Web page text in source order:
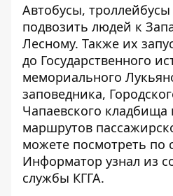
Автобусы,
подвозить людей к
Лесному. Также их
до Государственного
мемориального
заповедника,
Чапаевского кладбища
маршрутов
можете посмотреть по
Информатор узнал из
службы КГГА.